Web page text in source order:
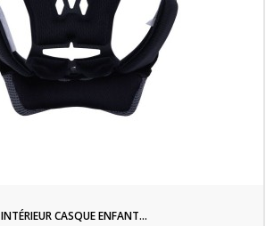
INTÉRIEUR CASQUE ENFANT...